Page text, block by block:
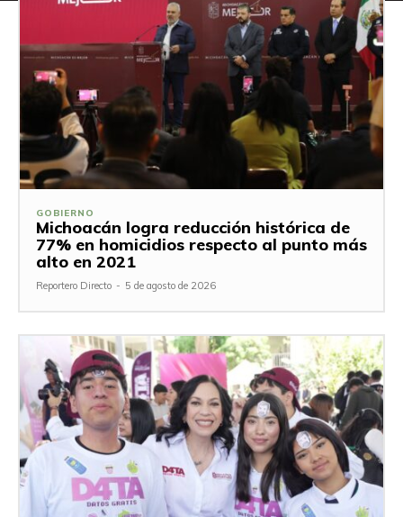
GOBIERNO
Michoacán logra reducción histórica de
77% en homicidios respecto al punto más
alto en 2021
Reportero Directo - 5 de agosto de 2026